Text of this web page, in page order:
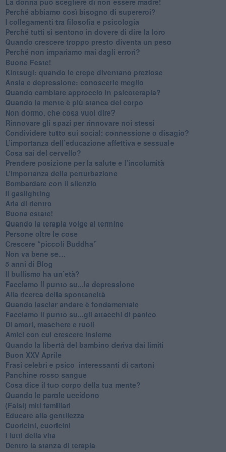
​Perché abbiamo così bisogno di supereroi?
​I collegamenti tra filosofia e psicologia
​Perché tutti si sentono in dovere di dire la loro
​Quando crescere troppo presto diventa un peso
​Perché non impariamo mai dagli errori?
​Buone Feste!
​Kintsugi: quando le crepe diventano preziose
Ansia e depressione: conoscerle meglio
Quando cambiare approccio in psicoterapia?
​Quando la mente è più stanca del corpo
Non dormo, che cosa vuol dire?
​Rinnovare gli spazi per rinnovare noi stessi
​Condividere tutto sui social: connessione o disagio?
​L’importanza dell’educazione affettiva e sessuale
​Cosa sai del cervello?
Prendere posizione per la salute e l’incolumità
L’importanza della perturbazione
​Bombardare con il silenzio
Il gaslighting
Aria di rientro
Buona estate!
​Quando la terapia volge al termine
​Persone oltre le cose
​Crescere “piccoli Buddha”
Non va bene se…
​5 anni di Blog
​Il bullismo ha un’età?
Facciamo il punto su...la depressione
​Alla ricerca della spontaneità
​Quando lasciar andare è fondamentale
Facciamo il punto su...gli attacchi di panico
Di amori, maschere e ruoli
​Amici con cui crescere insieme
​Quando la libertà del bambino deriva dai limiti
Buon XXV Aprile
​Frasi celebri e psico_interessanti di cartoni
​Panchine rosso sangue
​Cosa dice il tuo corpo della tua mente?
​Quando le parole uccidono
​(Falsi) miti familiari
​Educare alla gentilezza
​Cuoricini, cuoricini
I lutti della vita
​Dentro la stanza di terapia